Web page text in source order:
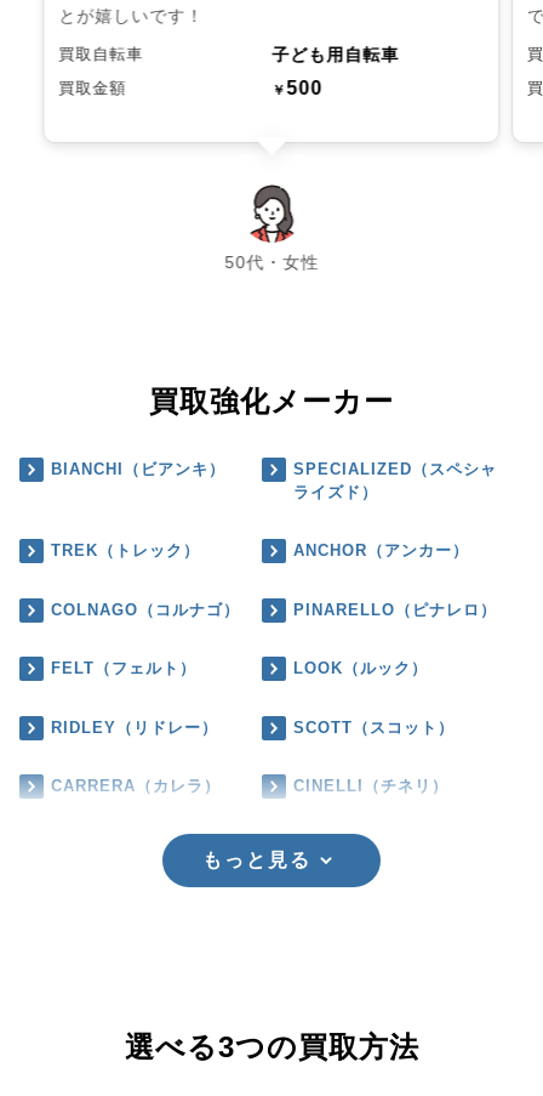
とが嬉しいです！
買取自転車 子ども用自転車
買取金額 ￥500
50代・女性
chevron_left chevron_right
買取強化メーカー
BIANCHI（ビアンキ）
SPECIALIZED（スペシャ
ライズド）
TREK（トレック） ANCHOR（アンカー）
COLNAGO（コルナゴ） PINARELLO（ピナレロ）
FELT（フェルト） LOOK（ルック）
RIDLEY（リドレー） SCOTT（スコット）
CARRERA（カレラ） CINELLI（チネリ）
もっと見る
選べる3つの買取方法